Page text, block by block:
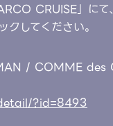
CRUISE」に
してください。
/ COMME des
?id=8493